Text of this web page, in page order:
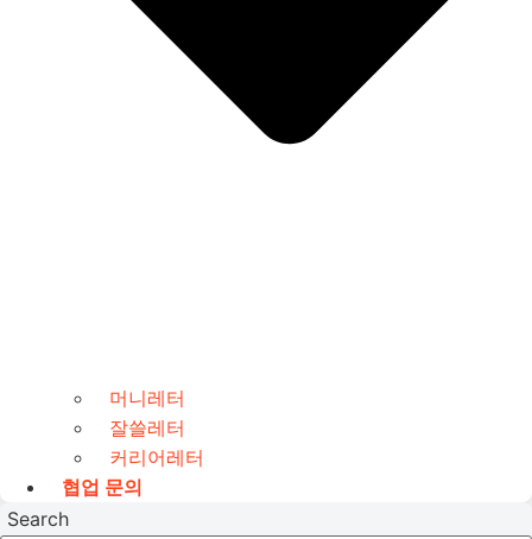
머니레터
잘쓸레터
커리어레터
협업 문의
Search